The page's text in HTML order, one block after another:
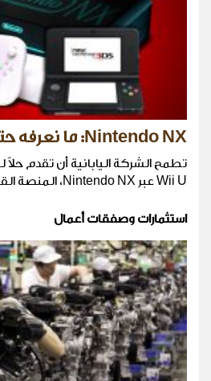
Nintendo NX: ما نعرفه حتى الآن
تطمح الشركة اليابانية أن تقدم
Wii U عبر Nintendo NX، المنصة القادمة منها.
استثمارات وصفقات أعمال